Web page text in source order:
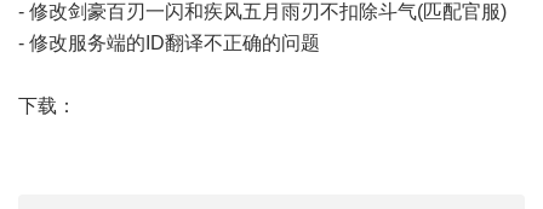
- 修改剑豪百刃一闪和疾风五月雨刃不扣除斗气(匹配官服)
- 修改服务端的ID翻译不正确的问题
下载：